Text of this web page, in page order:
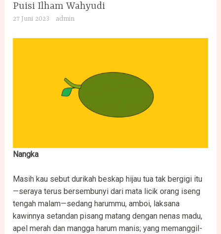
Puisi Ilham Wahyudi
27 Juni 2023 admin
Nangka
Masih kau sebut durikah beskap hijau tua tak bergigi itu
—seraya terus bersembunyi dari mata licik orang iseng
tengah malam—sedang harummu, amboi, laksana
kawinnya setandan pisang matang dengan nenas madu,
apel merah dan mangga harum manis; yang memanggil-